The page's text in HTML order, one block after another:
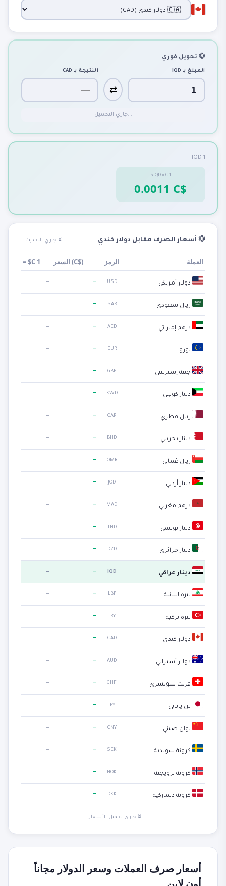
💱 تحويل فوري
المبلغ بـ IQD
⇄
النتيجة بـ CAD
جاري التحميل...
1 IQD =
1
IQD= C$
0.0011 C$
💱 أسعار الصرف مقابل دولار كندي ⏳ جاري التحديث...
العملة الرمز السعر (C$)
1
C$
=
دولار أمريكي USD
—
—
ريال سعودي SAR
—
—
درهم إماراتي AED
—
—
يورو EUR
—
—
جنيه إسترليني GBP
—
—
دينار كويتي KWD
—
—
ريال قطري QAR
—
—
دينار بحريني BHD
—
—
ريال عُماني OMR
—
—
دينار أردني JOD
—
—
درهم مغربي MAD
—
—
دينار تونسي TND
—
—
دينار جزائري DZD
—
—
دينار عراقي IQD
—
—
ليرة لبنانية LBP
—
—
ليرة تركية TRY
—
—
دولار كندي CAD
—
—
دولار أسترالي AUD
—
—
فرنك سويسري CHF
—
—
ين ياباني JPY
—
—
يوان صيني CNY
—
—
كرونة سويدية SEK
—
—
كرونة نرويجية NOK
—
—
كرونة دنماركية DKK
—
—
⏳ جاري تحميل الأسعار...
أسعار صرف العملات وسعر الدولار مجاناً